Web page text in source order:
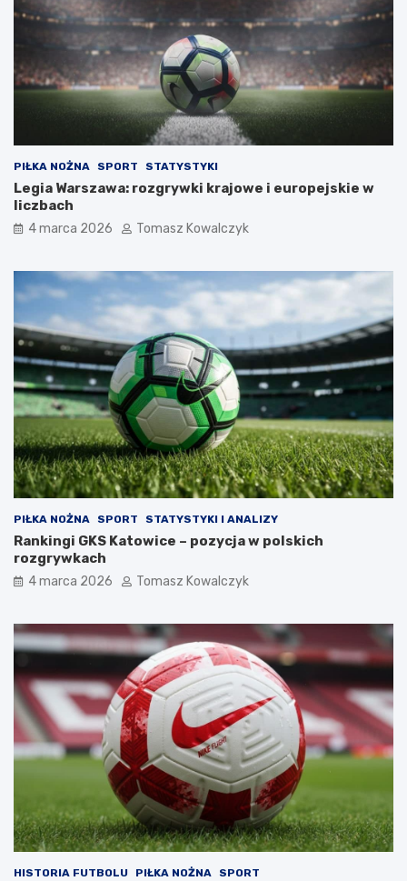
PIŁKA NOŻNA SPORT STATYSTYKI
Legia Warszawa: rozgrywki krajowe i europejskie w
liczbach
4 marca 2026 Tomasz Kowalczyk
PIŁKA NOŻNA SPORT STATYSTYKI I ANALIZY
Rankingi GKS Katowice – pozycja w polskich
rozgrywkach
4 marca 2026 Tomasz Kowalczyk
HISTORIA FUTBOLU PIŁKA NOŻNA SPORT